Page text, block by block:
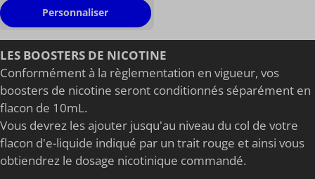
Personnaliser
LES BOOSTERS DE NICOTINE
Conformément à la règlementation en vigueur, vos
boosters de nicotine seront conditionnés séparément en
flacon de 10mL.
Vous devrez les ajouter jusqu'au niveau du col de votre
flacon d'e-liquide indiqué par un trait rouge et ainsi vous
obtiendrez le dosage nicotinique commandé.